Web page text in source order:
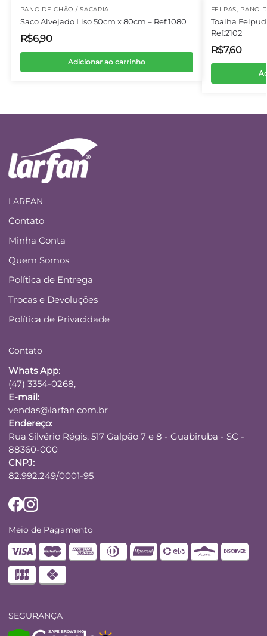
PANO DE CHÃO / SACARIA
Saco Alvejado Liso 50cm x 80cm – Ref:1080
R$6,90
Adicionar ao carrinho
FELPAS PANO
Toalha
Ref:2102
R$7,60
LARFAN
Contato
Minha Conta
Quem Somos
Política de Entrega
Trocas e Devoluções
Política de Privacidade
Contato
Whats App:
(47) 3354-0268,
E-mail:
vendas@larfan.com.br
Endereço:
Rua Silvério Régis, 517 Galpão 7 e 8 - Guabiruba - SC -
88360-000
CNPJ:
82.992.249/0001-95
Meio de Pagamento
SEGURANÇA
SAFE BROWSING